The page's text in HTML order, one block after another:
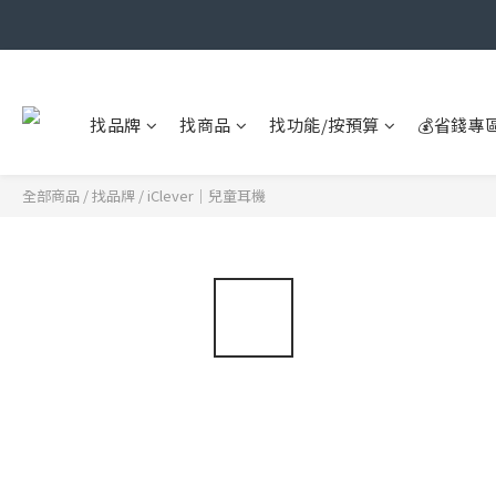
找品牌 找商品 找功能/按預算 💰省錢專
全部商品 /找品牌 / iClever｜兒童耳機